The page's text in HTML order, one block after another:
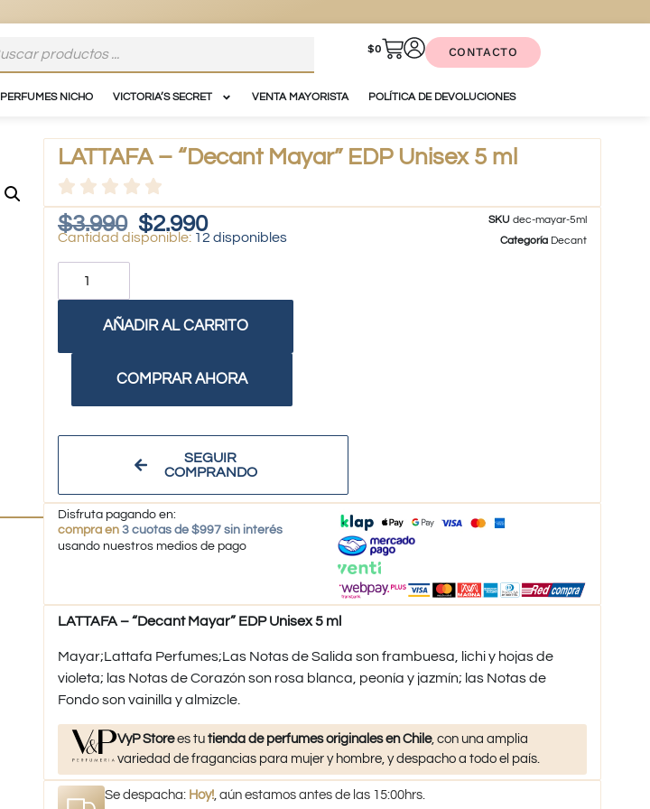
$0 CONTACTO
PERFUMES NICHO VICTORIA’S SECRET VENTA MAYORISTA POLÍTICA DE DEVOLUCIONES
LATTAFA – “Decant Mayar” EDP Unisex 5 ml
$3.990 $2.990
12 disponibles
AÑADIR AL CARRITO
COMPRAR AHORA
SEGUIR
COMPRANDO
SKUdec-mayar-5ml
Categoría Decant
Disfruta pagando en:
compra en 3 cuotas de $997 sin interés
usando nuestros medios de pago
LATTAFA – “Decant Mayar” EDP Unisex 5 ml
Mayar;Lattafa Perfumes;Las Notas de Salida son frambuesa, lichi y hojas de
violeta; las Notas de Corazón son rosa blanca, peonía y jazmín; las Notas de
Fondo son vainilla y almizcle.
VyP Storees tutienda de perfumes originales en Chile, con una amplia
variedad de fragancias para mujer y hombre, y despacho a todo el país.
Se despacha: Hoy! , aún estamos antes de las 15:00hrs.